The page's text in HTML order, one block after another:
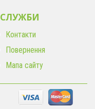
CЛУЖБИ
Контакти
Повернення
Мапа сайту